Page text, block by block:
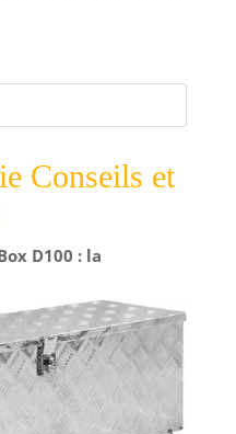
Conseils et
D100 : la